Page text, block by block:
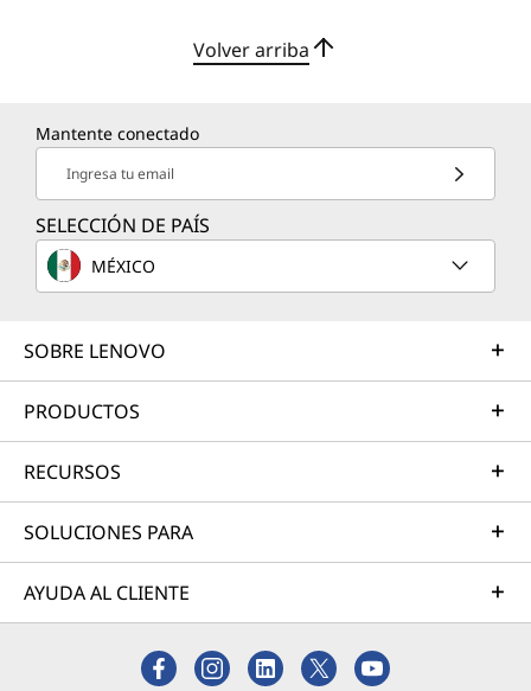
Volver arriba
Mantente conectado
Ingresa tu email
SELECCIÓN DE PAÍS
MÉXICO
SOBRE LENOVO
PRODUCTOS
RECURSOS
SOLUCIONES PARA
AYUDA AL CLIENTE